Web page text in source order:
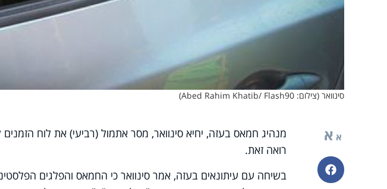
סינוואר (צילום: Abed Rahim Khatib/ Flash90)
א א
פייסבוק
מנהיג חמאס בעזה, יחיא סינוואר, מסר אתמול (רביעי) את לוח
רואה זאת.
בשיחה עם עיתונאים בעזה, אמר סינוואר כי החמאס והפלגים